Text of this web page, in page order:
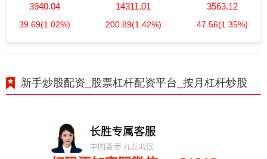
3940.04
39.69(1.02%)
14311.01
200.89(1.42%)
3563.12
47.56(1.35%)
新手炒股配资_股票杠杆配资平台_按月杠杆炒股